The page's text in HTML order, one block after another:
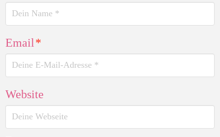
Email*
Website